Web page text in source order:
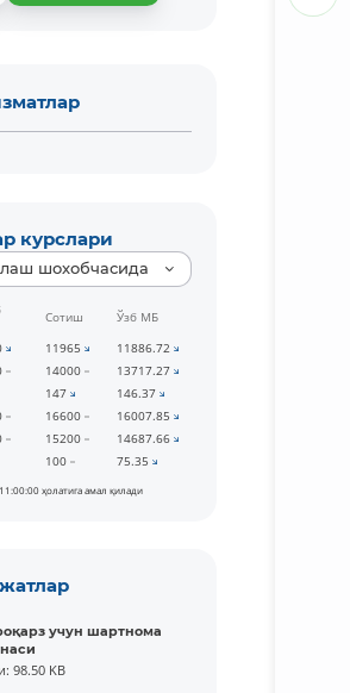
курслари
шохобчасида
Сотиш
Ўзб МБ
11965
11886.72
14000
13717.27
147
146.37
16600
16007.85
15200
14687.66
100 75.35
ҳолатига амал қилади
учун шартнома
98.50 KB